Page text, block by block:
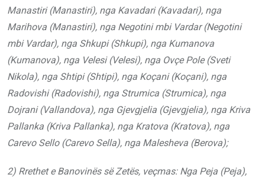
Manastiri (Manastiri), nga Kavadari (Kavadari), nga
Marihova (Manastiri), nga Negotini mbi Vardar (Negotini
mbi Vardar), nga Shkupi (Shkupi), nga Kumanova
(Kumanova), nga Velesi (Velesi), nga Ovçe Pole (Sveti
Nikola), nga Shtipi (Shtipi), nga Koçani (Koçani), nga
Radovishi (Radovishi), nga Strumica (Strumica), nga
Dojrani (Vallandova), nga Gjevgjelia (Gjevgjelia), nga Kriva
Pallanka (Kriva Pallanka), nga Kratova (Kratova), nga
Carevo Sello (Carevo Sella), nga Malesheva (Berova);
2) Rrethet e Banovinës së Zetës, veçmas: Nga Peja (Peja),